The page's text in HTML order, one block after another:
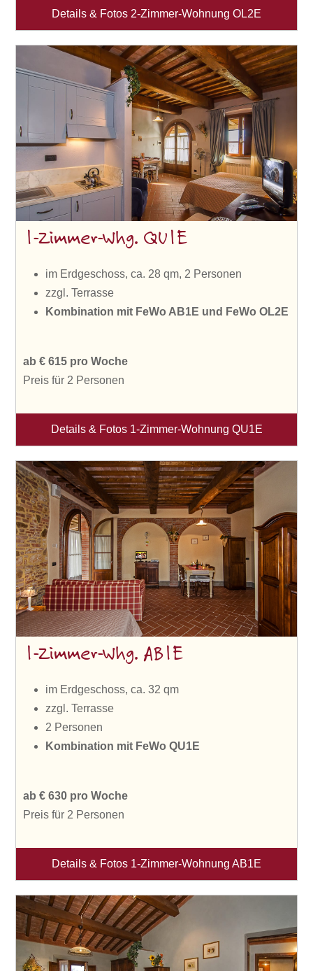
Details & Fotos 2-Zimmer-Wohnung OL2E
1-Zimmer-Whg. QU1E
im Erdgeschoss, ca. 28 qm, 2 Personen
zzgl. Terrasse
Kombination mit FeWo AB1E und FeWo OL2E
ab € 615 pro Woche
Preis für 2 Personen
Details & Fotos 1-Zimmer-Wohnung QU1E
1-Zimmer-Whg. AB1E
im Erdgeschoss, ca. 32 qm
zzgl. Terrasse
2 Personen
Kombination mit FeWo QU1E
ab € 630 pro Woche
Preis für 2 Personen
Details & Fotos 1-Zimmer-Wohnung AB1E